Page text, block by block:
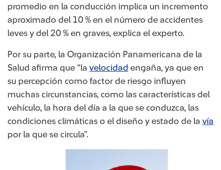
promedio en la conducción implica un incremento
aproximado del 10 % en el número de accidentes
leves y del 20 % en graves, explica el experto.
Por su parte, la Organización Panamericana de la
Salud afirma que “la velocidad engaña, ya que en
su percepción como factor de riesgo influyen
muchas circunstancias, como las características del
vehículo, la hora del día a la que se conduzca, las
condiciones climáticas o el diseño y estado de la vía
por la que se circula”.